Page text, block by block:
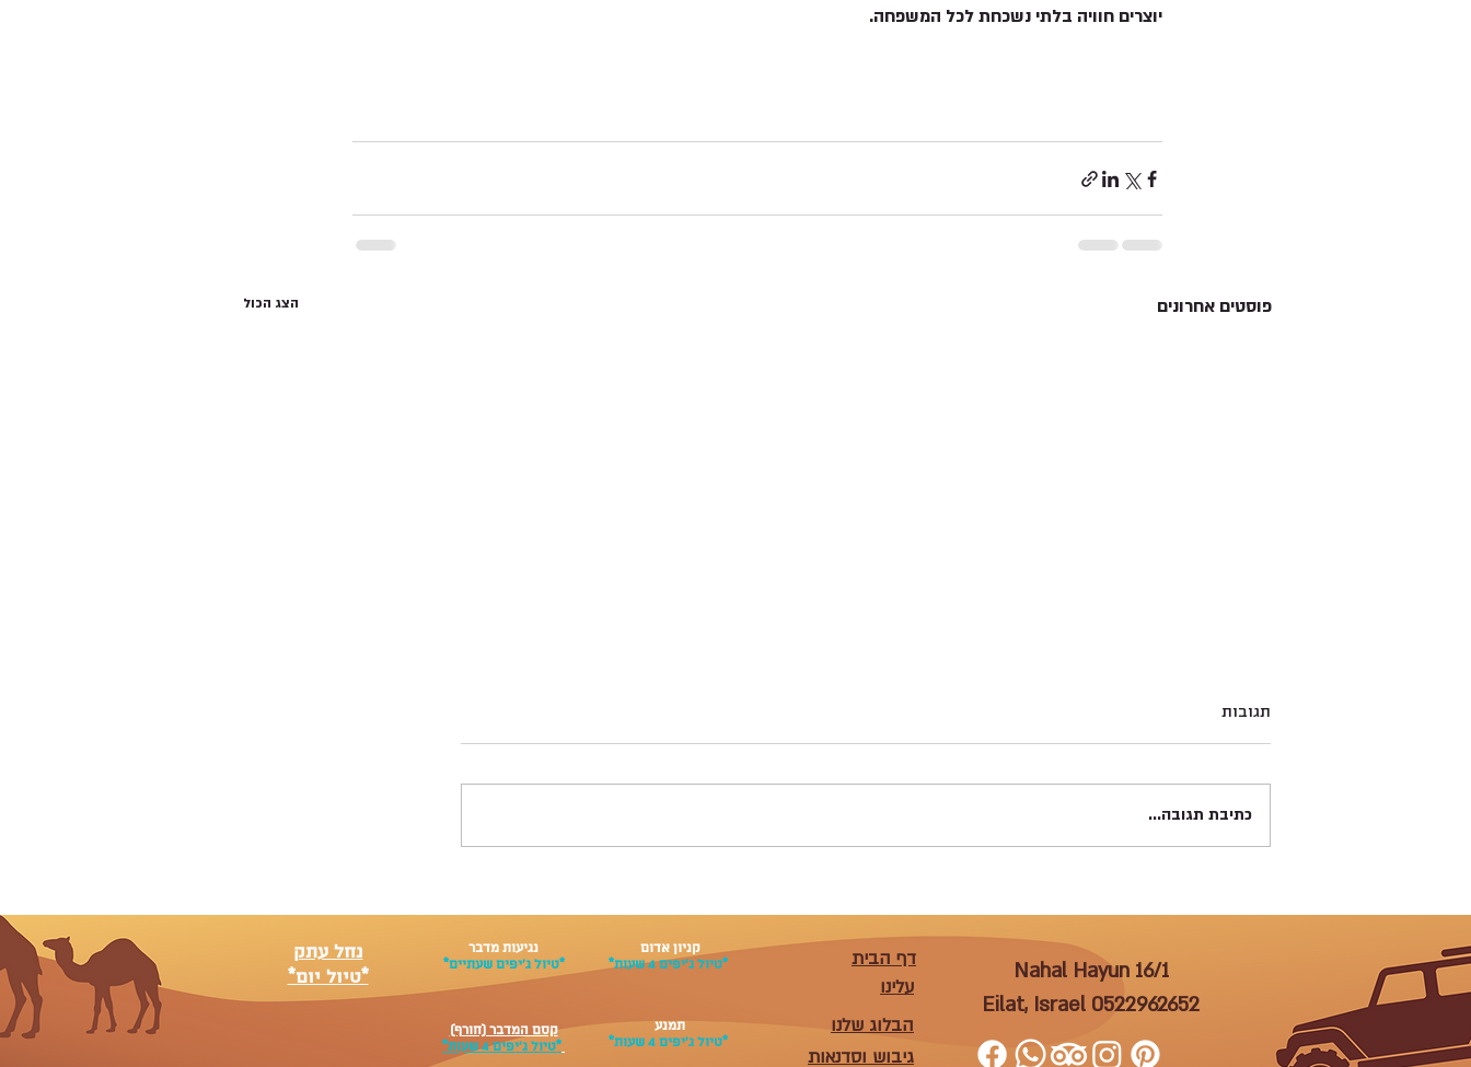
יוצרים חוויה בלתי נשכחת לכל המשפחה.
פוסטים אחרונים הצג הכול
הדרומית!"
תגובות
כתיבת תגובה...
הבלוג שלנו
Nahal Hayun 16/1
Eilat, Israel 0522962652
נחל עתק
*טיול יום*
נגיעות מדבר
*טיול ג׳יפים שעתיים*
קניון אדום
*טיול ג׳יפים 4 שעות*
קסם המדבר (חורף)
*טיול ג׳יפים 4 שעות*
תמנע
*טיול ג׳יפים 4 שעות*
גיבוש וסדנאות
עלינו
דף הבית